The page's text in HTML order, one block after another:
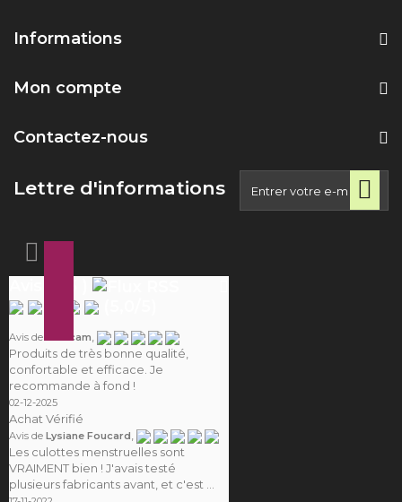
Informations
Mon compte
Contactez-nous
Lettre d'informations
Avis de Camcam
Produits de très bonne qualité,
confortable et efficace. Je
recommande à fond !
02-12-2025
Achat Vérifié
Avis de Lysiane Foucard
Les culottes menstruelles sont
VRAIMENT bien ! J'avais testé
plusieurs fabricants avant, et c'est ...